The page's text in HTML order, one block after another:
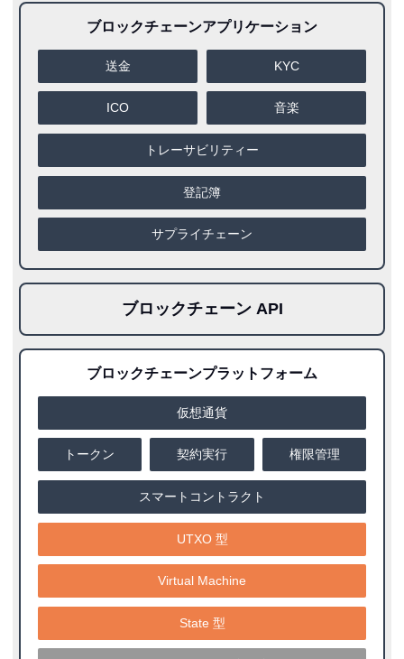
ブロックチェーンアプリケーション
送金 KYC
ICO 音楽
トレーサビリティー
登記簿
サプライチェーン
ブロックチェーン API
ブロックチェーンプラットフォーム
仮想通貨
トークン 契約実行 権限管理
スマートコントラクト
UTXO 型
Virtual Machine
State 型